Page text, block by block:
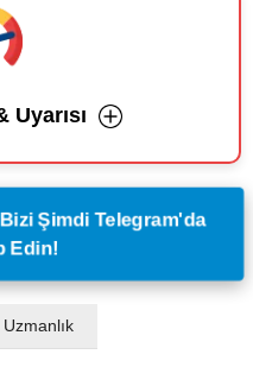
Şimdi Telegram'da
Edin!